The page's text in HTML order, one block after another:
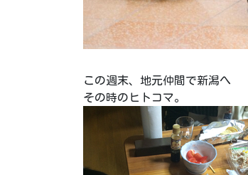
この週末、地元仲間で新潟へ
その時のヒトコマ。